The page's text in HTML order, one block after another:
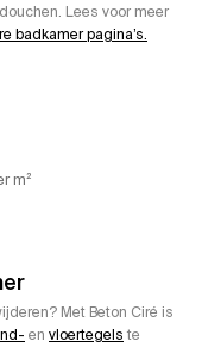
Lees voor meer
badkamer pagina’s.
m²
Met Beton Ciré is
en vloertegelste